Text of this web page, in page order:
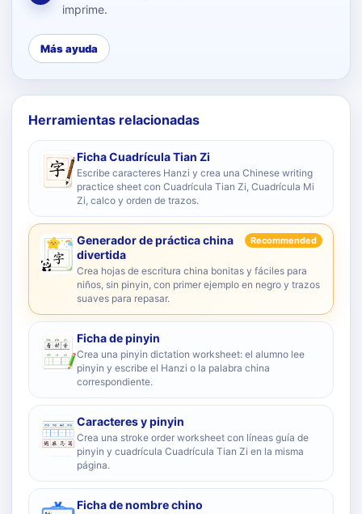
imprime.
Más ayuda
Herramientas relacionadas
Ficha Cuadrícula Tian Zi
Escribe caracteres Hanzi y crea una Chinese writing
practice sheet con Cuadrícula Tian Zi, Cuadrícula Mi
Zi, calco y orden de trazos.
Generador de práctica china
divertida
Recommended
Crea hojas de escritura china bonitas y fáciles para
niños, sin pinyin, con primer ejemplo en negro y trazos
suaves para repasar.
Ficha de pinyin
Crea una pinyin dictation worksheet: el alumno lee
pinyin y escribe el Hanzi o la palabra china
correspondiente.
Caracteres y pinyin
Crea una stroke order worksheet con líneas guía de
pinyin y cuadrícula Cuadrícula Tian Zi en la misma
página.
Ficha de nombre chino